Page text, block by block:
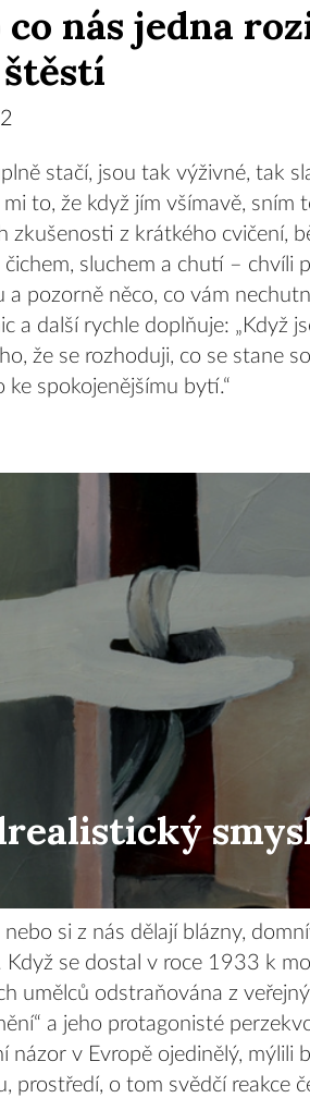
nás jedna
stačí, jsou tak výživné, tak
to, že když jím všímavě, sním
zkušenosti z krátkého cvičení,
sluchem a chutí – chvíli
pozorně něco, co vám
a další rychle doplňuje: „Když
že se rozhoduji, co se stane
spokojenějšímu bytí.“
si z nás dělají blázny,
se dostal v roce 1933 k
umělců odstraňována z
a jeho protagonisté
v Evropě ojedinělý, mýlili
prostředí, o tom svědčí reakce